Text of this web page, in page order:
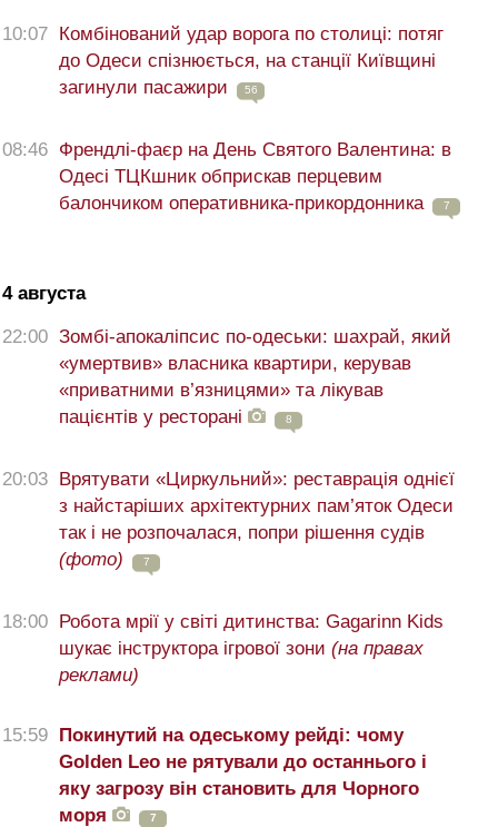
10:07 Комбінований удар ворога по столиці: потяг
до Одеси спізнюється, на станції Київщині
загинули пасажири
56
08:46 Френдлі-фаєр на День Святого Валентина: в
Одесі ТЦКшник обприскав перцевим
балончиком оперативника-прикордонника
7
4 августа
22:00 Зомбі-апокаліпсис по-одеськи: шахрай, який
«умертвив» власника квартири, керував
«приватними в’язницями» та лікував
пацієнтів у ресторані
8
20:03 Врятувати «Циркульний»: реставрація однієї
з найстаріших архітектурних пам’яток Одеси
так і не розпочалася, попри рішення судів
(фото)
7
18:00 Робота мрії у світі дитинства: Gagarinn Kids
шукає інструктора ігрової зони (на правах
реклами)
15:59 Покинутий на одеському рейді: чому
Golden Leo не рятували до останнього і
яку загрозу він становить для Чорного
моря
7